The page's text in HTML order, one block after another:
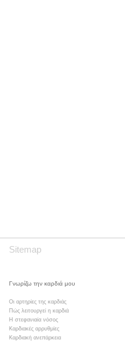
Sitemap
Γνωρίζω την καρδιά μου
Οι αρτηρίες της καρδιάς
Πώς λειτουργεί η καρδιά
Η στεφανιαία νόσος
Καρδιακές αρρυθμίες
Καρδιακή ανεπάρκεια